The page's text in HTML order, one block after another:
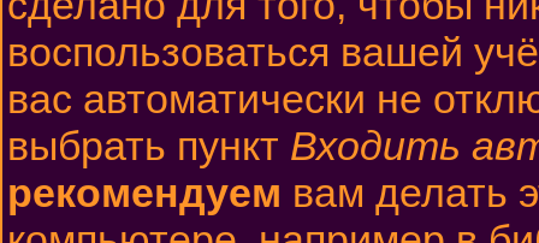
воспользоваться вашей
вас автоматически не
выбрать пункт Входить
рекомендуем вам делать